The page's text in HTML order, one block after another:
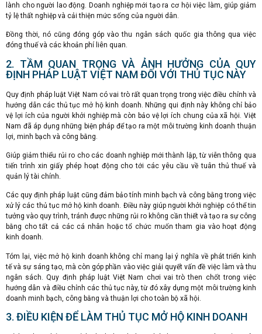
lành cho người lao động. Doanh nghiệp mới tạo ra cơ hội việc làm, giúp giảm
tỷ lệ thất nghiệp và cải thiện mức sống của người dân.
Đồng thời, nó cũng đóng góp vào thu ngân sách quốc gia thông qua việc
đóng thuế và các khoản phí liên quan.
2. TẦM QUAN TRỌNG VÀ ẢNH HƯỞNG CỦA QUY
ĐỊNH PHÁP LUẬT VIỆT NAM ĐỐI VỚI THỦ TỤC NÀY
Quy định pháp luật Việt Nam có vai trò rất quan trọng trong việc điều chỉnh và
hướng dẫn các thủ tục mở hộ kinh doanh. Những qui định này không chỉ bảo
vệ lợi ích của người khởi nghiệp mà còn bảo vệ lợi ích chung của xã hội. Việt
Nam đã áp dụng những biện pháp để tạo ra một môi trường kinh doanh thuận
lợi, minh bạch và công bằng.
Giúp giảm thiểu rủi ro cho các doanh nghiệp mới thành lập, từ viễn thông qua
tiến trình xin giấy phép hoạt động cho tới các yêu cầu về tuân thủ thuế và
quản lý tài chính.
Các quy định pháp luật cũng đảm bảo tính minh bạch và công bằng trong việc
xử lý các thủ tục mở hộ kinh doanh. Điều này giúp người khởi nghiệp có thể tin
tưởng vào quy trình, tránh được những rủi ro không cần thiết và tạo ra sự công
bằng cho tất cả các cá nhân hoặc tổ chức muốn tham gia vào hoạt động
kinh doanh.
Tóm lại, việc mở hộ kinh doanh không chỉ mang lại ý nghĩa về phát triển kinh
tế và sự sáng tạo, mà còn góp phần vào việc giải quyết vấn đề việc làm và thu
ngân sách. Quy định pháp luật Việt Nam chơi vai trò then chốt trong việc
hướng dẫn và điều chỉnh các thủ tục này, từ đó xây dựng một môi trường kinh
doanh minh bạch, công bằng và thuận lợi cho toàn bộ xã hội.
3. ĐIỀU KIỆN ĐỂ LÀM THỦ TỤC MỞ HỘ KINH DOANH